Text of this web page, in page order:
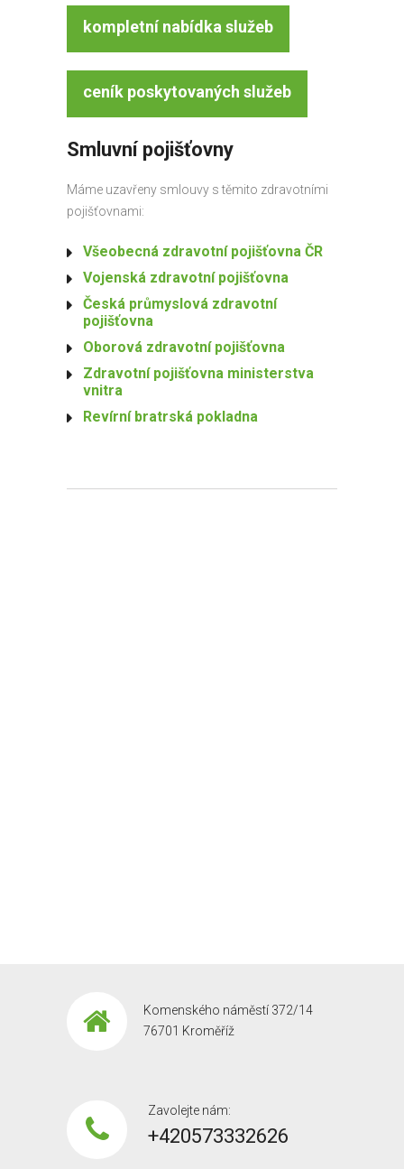
kompletní nabídka služeb
ceník poskytovaných služeb
Smluvní pojišťovny
Máme uzavřeny smlouvy s těmito zdravotními
pojišťovnami:
Všeobecná zdravotní pojišťovna ČR
Vojenská zdravotní pojišťovna
Česká průmyslová zdravotní
pojišťovna
Oborová zdravotní pojišťovna
Zdravotní pojišťovna ministerstva
vnitra
Revírní bratrská pokladna
Komenského náměstí 372/14
76701 Kroměříž
Zavolejte nám:
+420573332626